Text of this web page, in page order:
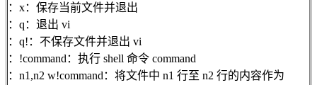
：x：保存当前文件并退出
：q：退出 vi
：q!：不保存文件并退出 vi
：!command：执行 shell 命令 command
：n1,n2 w!command：将文件中 n1 行至 n2 行的内容作为